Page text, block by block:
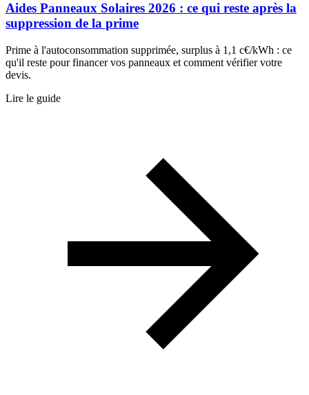
Aides Panneaux Solaires 2026 : ce qui reste après la
suppression de la prime
Prime à l'autoconsommation supprimée, surplus à 1,1 c€/kWh : ce
qu'il reste pour financer vos panneaux et comment vérifier votre
devis.
Lire le guide